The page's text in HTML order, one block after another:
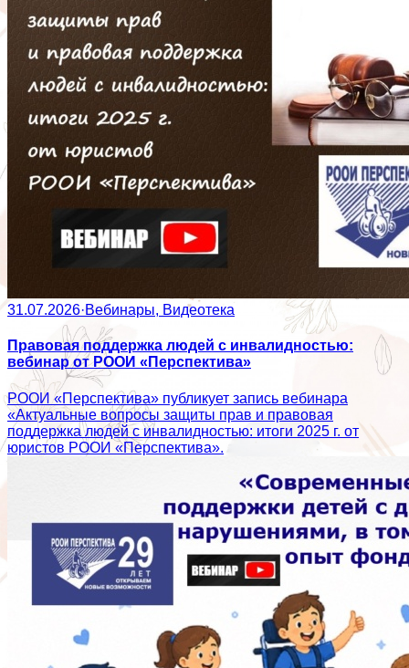
31.07.2026·Вебинары, Видеотека
Правовая поддержка людей с инвалидностью:
вебинар от РООИ «Перспектива»
РООИ «Перспектива» публикует запись вебинара
«Актуальные вопросы защиты прав и правовая
поддержка людей с инвалидностью: итоги 2025 г. от
юристов РООИ «Перспектива».